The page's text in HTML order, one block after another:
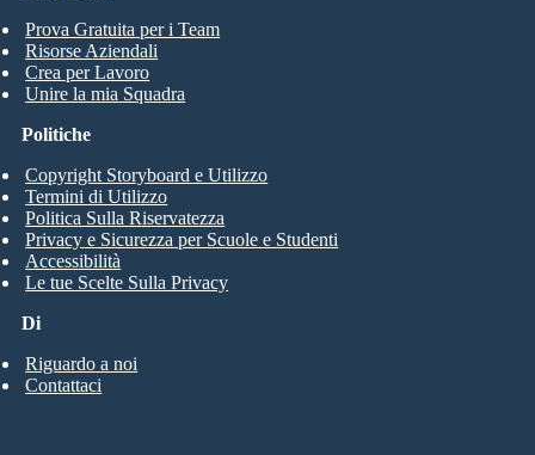
Prova Gratuita per i Team
Risorse Aziendali
Crea per Lavoro
Unire la mia Squadra
Di
Riguardo a noi
Contattaci
Politiche
Copyright Storyboard e Utilizzo
Termini di Utilizzo
Politica Sulla Riservatezza
Privacy e Sicurezza per Scuole e Studenti
Accessibilità
Le tue Scelte Sulla Privacy